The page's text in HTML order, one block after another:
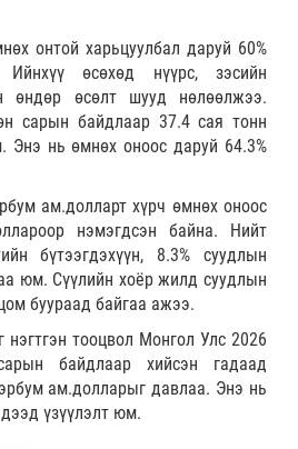
онтой харьцуулбал даруй 60%
өсөхөд нүүрс, зэсийн
өндөр өсөлт шууд нөлөөлжээ.
сарын байдлаар 37.4 сая тонн
Энэ нь өмнөх оноос даруй 64.3%
ам.долларт хүрч өмнөх оноос
нэмэгдсэн байна. Нийт
бүтээгдэхүүн, 8.3% суудлын
юм. Сүүлийн хоёр жилд суудлын
буураад байгаа ажээ.
нэгтгэн тооцвол Монгол Улс 2026
байдлаар хийсэн гадаад
ам.долларыг давлаа. Энэ нь
үзүүлэлт юм.